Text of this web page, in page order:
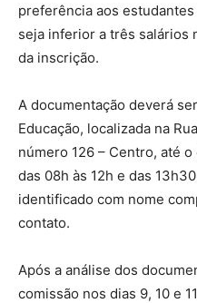
preferência aos
seja inferior a três salários
da inscrição.
A documentação deverá
Educação, localizada na
número 126 – Centro, até
das 08h às 12h e das
identificado com nome
contato.
Após a análise dos
comissão nos dias 9, 10 e